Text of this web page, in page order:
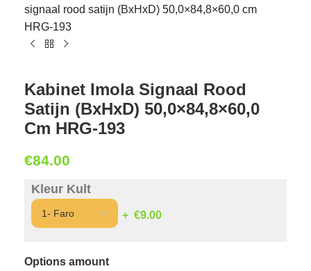
signaal rood satijn (BxHxD) 50,0×84,8×60,0 cm
HRG-193
Kabinet Imola Signaal Rood
Satijn (BxHxD) 50,0×84,8×60,0
Cm HRG-193
€84.00
Kleur Kult
€9.00
Options amount